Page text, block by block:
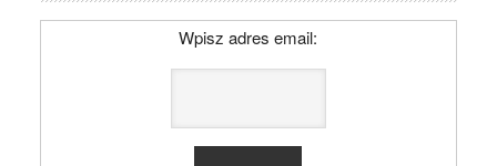
Wpisz adres email: